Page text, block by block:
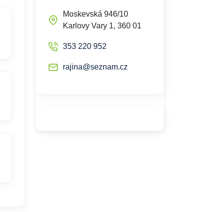
Moskevská 946/10
Karlovy Vary 1, 360 01
353 220 952
rajina@seznam.cz